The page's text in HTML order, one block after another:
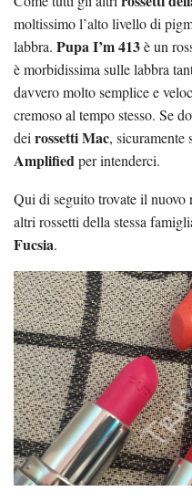
moltissimo l’alto livello di
labbra. Pupa I’m 413è un
è morbidissima sulle labbra
davvero molto semplice e
cremoso al tempo stesso. Se
dei rossetti Mac, sicuramente
Amplifiedper intenderci.
Qui di seguito trovate il nuovo
altri rossetti della stessa
Fucsia.